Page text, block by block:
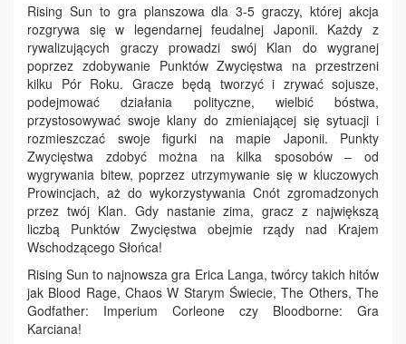
Rising Sun to gra planszowa dla 3-5 graczy, której akcja
rozgrywa się w legendarnej feudalnej Japonii. Każdy z
rywalizujących graczy prowadzi swój Klan do wygranej
poprzez zdobywanie Punktów Zwycięstwa na przestrzeni
kilku Pór Roku. Gracze będą tworzyć i zrywać sojusze,
podejmować działania polityczne, wielbić bóstwa,
przystosowywać swoje klany do zmieniającej się sytuacji i
rozmieszczać swoje figurki na mapie Japonii. Punkty
Zwycięstwa zdobyć można na kilka sposobów – od
wygrywania bitew, poprzez utrzymywanie się w kluczowych
Prowincjach, aż do wykorzystywania Cnót zgromadzonych
przez twój Klan. Gdy nastanie zima, gracz z największą
liczbą Punktów Zwycięstwa obejmie rządy nad Krajem
Wschodzącego Słońca!
Rising Sun to najnowsza gra Erica Langa, twórcy takich hitów
jak Blood Rage, Chaos W Starym Świecie, The Others, The
Godfather: Imperium Corleone czy Bloodborne: Gra
Karciana!